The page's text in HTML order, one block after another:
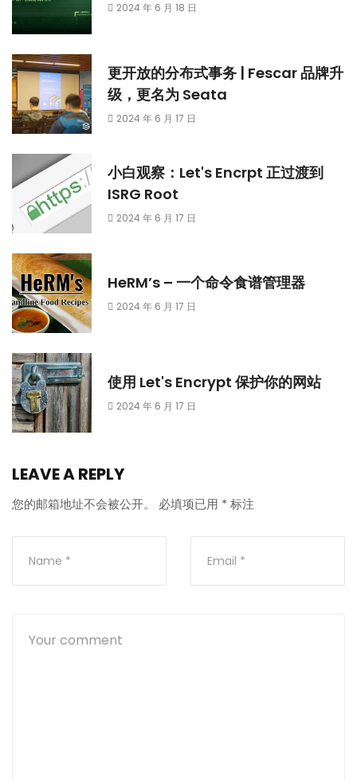
2024 年 6 月 18 日
更开放的分布式事务 | Fescar 品牌升
级，更名为 Seata
2024 年 6 月 17 日
小白观察：Let's Encrpt 正过渡到
ISRG Root
2024 年 6 月 17 日
HeRM’s – 一个命令食谱管理器
2024 年 6 月 17 日
使用 Let's Encrypt 保护你的网站
2024 年 6 月 17 日
LEAVE A REPLY
您的邮箱地址不会被公开。 必填项已用 * 标注